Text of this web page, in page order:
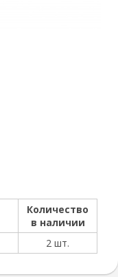
Количество
в наличии
2 шт.